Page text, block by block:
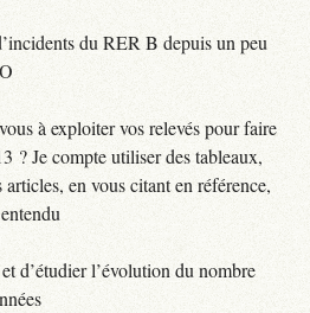
du RER B depuis un peu
à exploiter vos relevés pour faire
? Je compte utiliser des tableaux,
en vous citant en référence,
d’étudier l’évolution du nombre